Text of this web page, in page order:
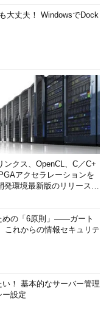
大丈夫！ WindowsでDock
ンクス、OpenCL、C／C+
アクセラレーションを
発環境最新版のリリースを
めの「6原則」――ガート
これからの情報セキュリテ
！ 基本的なサーバー管理
ー設定